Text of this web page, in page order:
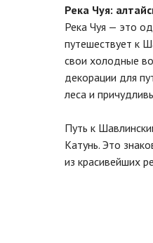
Река Чуя:
Река Чуя — это
путешествует к
свои холодные
декорации для
леса и
Путь к
Катунь. Это
из красивейших